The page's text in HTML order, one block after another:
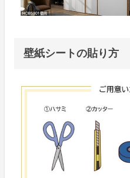
壁紙シートの貼り方